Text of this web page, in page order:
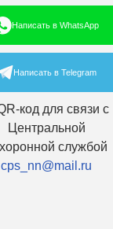
Написать в WhatsApp
Написать в Telegram
cps_nn@mail.ru